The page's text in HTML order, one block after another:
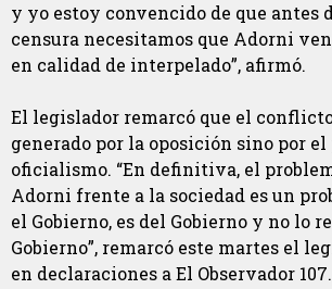
y yo estoy convencido de que antes
censura necesitamos que Adorni
en calidad de interpelado”, afirmó.
El legislador remarcó que el
generado por la oposición sino por
oficialismo. “En definitiva, el
Adorni frente a la sociedad es un
el Gobierno, es del Gobierno y no lo
Gobierno”, remarcó este martes el
en declaraciones a El Observador